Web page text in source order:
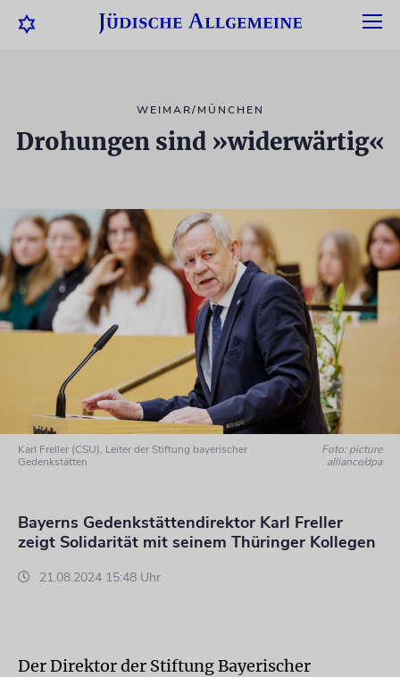
WEIMAR/MÜNCHEN
Drohungen sind »widerwärtig«
Karl Freller (CSU), Leiter der Stiftung bayerischer
Gedenkstätten
Foto: picture
alliance/dpa
Bayerns Gedenkstättendirektor Karl Freller
zeigt Solidarität mit seinem Thüringer Kollegen
21.08.2024 15:48 Uhr
Der Direktor der Stiftung Bayerischer